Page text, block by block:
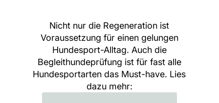
Nicht nur die Regeneration ist
Voraussetzung für einen gelungen
Hundesport-Alltag. Auch die
Begleithundeprüfung ist für fast alle
Hundesportarten das Must-have. Lies
dazu mehr: